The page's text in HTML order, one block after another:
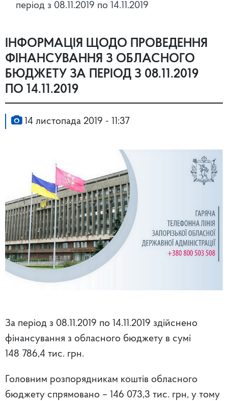
період з 08.11.2019 по 14.11.2019
ІНФОРМАЦІЯ ЩОДО ПРОВЕДЕННЯ
ФІНАНСУВАННЯ З ОБЛАСНОГО
БЮДЖЕТУ ЗА ПЕРІОД З 08.11.2019
ПО 14.11.2019
14 листопада 2019 - 11:37
За період з 08.11.2019 по 14.11.2019 здійснено
фінансування з обласного бюджету в сумі
148 786,4 тис. грн.
Головним розпорядникам коштів обласного
бюджету спрямовано – 146 073,3 тис. грн, у тому